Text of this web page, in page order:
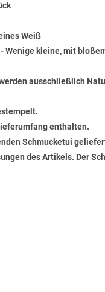
Weiß
Wenige kleine, mit
ausschließlich
enthalten.
Schmucketui
des Artikels. Der